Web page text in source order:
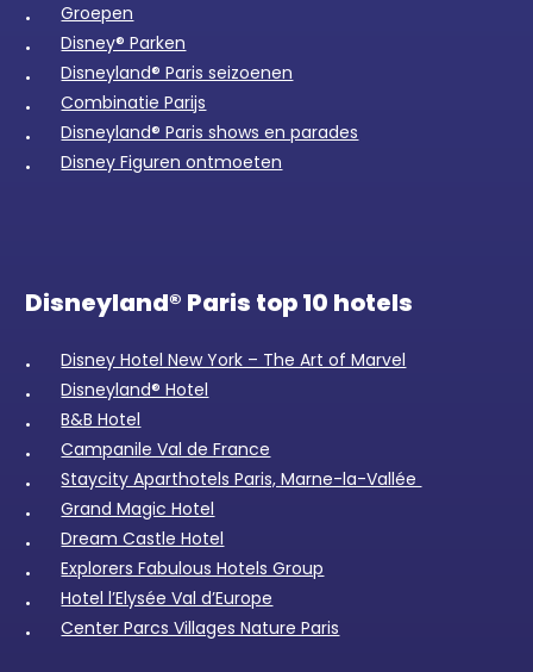
Groepen
Disney® Parken
Disneyland® Paris seizoenen
Combinatie Parijs
Disneyland® Paris shows en parades
Disney Figuren ontmoeten
Disneyland® Paris top 10 hotels
Disney Hotel New York – The Art of Marvel
Disneyland® Hotel
B&B Hotel
Campanile Val de France
Staycity Aparthotels Paris, Marne-la-Vallée
Grand Magic Hotel
Dream Castle Hotel
Explorers Fabulous Hotels Group
Hotel l’Elysée Val d’Europe
Center Parcs Villages Nature Paris